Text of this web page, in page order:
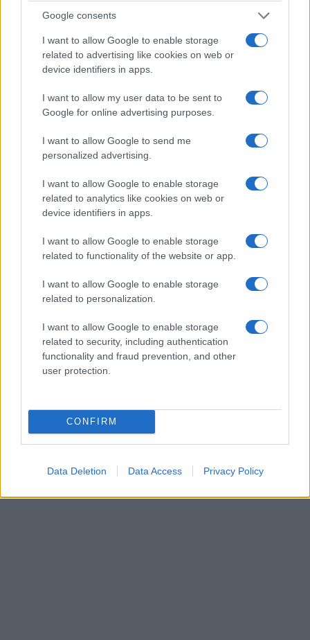
Google consents
I want to allow Google to enable storage
related to advertising like cookies on web or
device identifiers in apps.
I want to allow my user data to be sent to
Google for online advertising purposes.
I want to allow Google to send me
personalized advertising.
I want to allow Google to enable storage
related to analytics like cookies on web or
device identifiers in apps.
I want to allow Google to enable storage
related to functionality of the website or app.
I want to allow Google to enable storage
related to personalization.
I want to allow Google to enable storage
related to security, including authentication
functionality and fraud prevention, and other
user protection.
CONFIRM
Data Deletion Data Access Privacy Policy